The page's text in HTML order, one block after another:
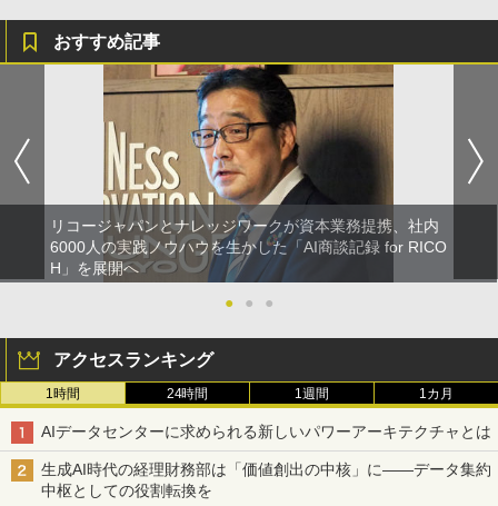
おすすめ記事
リコージャパンとナレッジワークが資本業務提携、社内
6000人の実践ノウハウを生かした「AI商談記録 for RICO
H」を展開へ
●
● ●
アクセスランキング
1時間 24時間 1週間 1カ月
AIデータセンターに求められる新しいパワーアーキテクチャとは
生成AI時代の経理財務部は「価値創出の中核」に――データ集約
中枢としての役割転換を